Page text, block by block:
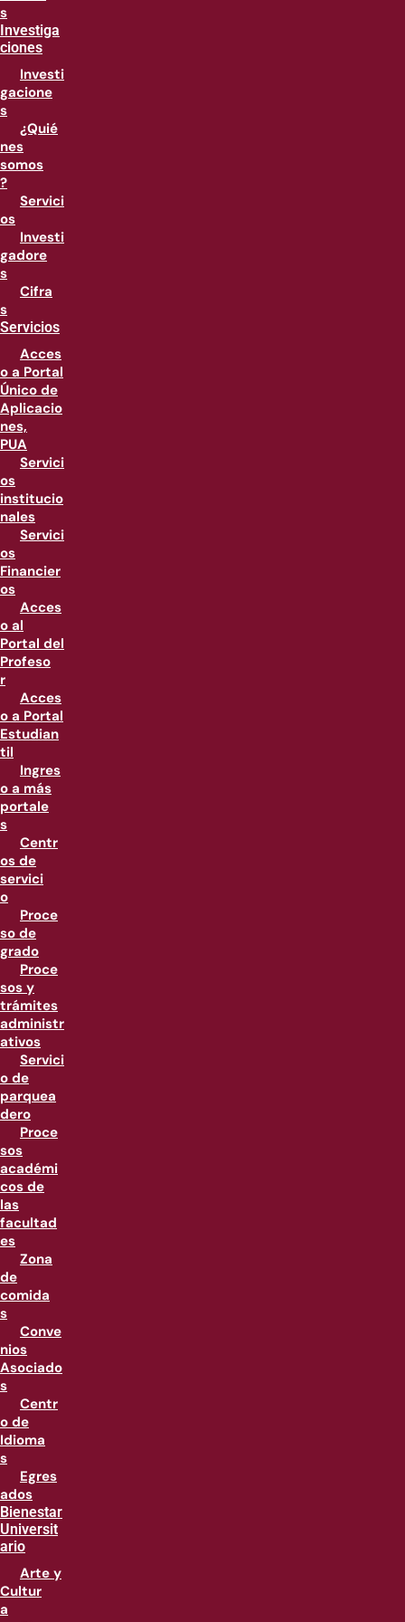
s
Investiga
ciones
Investi
gacione
s
¿Quié
nes
somos
?
Servici
os
Investi
gadore
s
Cifra
s
Servicios
Acces
o a Portal
Único de
Aplicacio
nes,
PUA
Servici
os
institucio
nales
Servici
os
Financier
os
Acces
o al
Portal del
Profeso
r
Acces
o a Portal
Estudian
til
Ingres
o a más
portale
s
Centr
os de
servici
o
Proce
so de
grado
Proce
sos y
trámites
administr
ativos
Servici
o de
parquea
dero
Proce
sos
académi
cos de
las
facultad
es
Zona
de
comida
s
Conve
nios
Asociado
s
Centr
o de
Idioma
s
Egres
ados
Bienestar
Universit
ario
Arte y
Cultur
a